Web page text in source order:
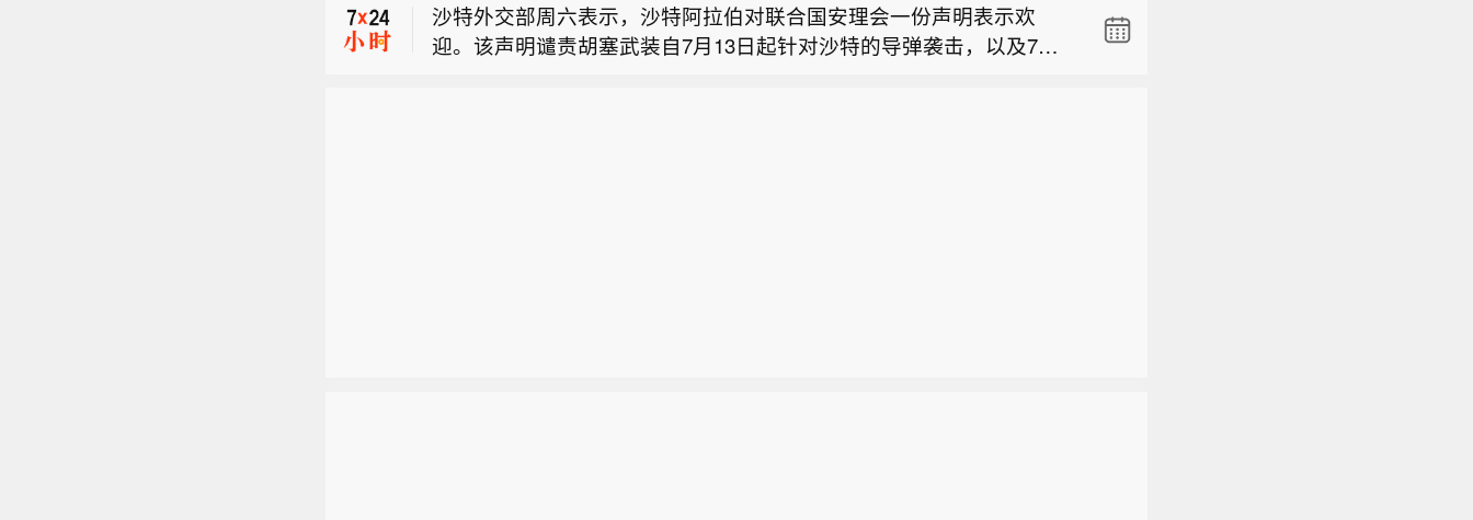
沙特外交部周六表示，沙特阿拉伯对联合国安理会一份声明表示欢
迎。该声明谴责胡塞武装自7月13日起针对沙特的导弹袭击，以及7月2